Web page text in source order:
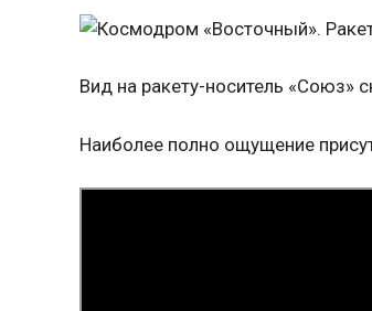
Вид на ракету-носитель «Союз»
Наиболее полно ощущение